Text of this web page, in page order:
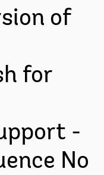
of
for
-
No